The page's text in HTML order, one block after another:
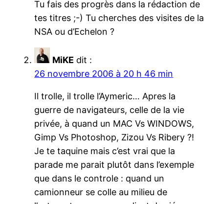
Tu fais des progrès dans la rédaction de
tes titres ;-) Tu cherches des visites de la
NSA ou d’Echelon ?
MiKE dit :
26 novembre 2006 à 20 h 46 min
Il trolle, il trolle l’Aymeric… Apres la
guerre de navigateurs, celle de la vie
privée, à quand un MAC Vs WINDOWS,
Gimp Vs Photoshop, Zizou Vs Ribery ?!
Je te taquine mais c’est vrai que la
parade me parait plutôt dans l’exemple
que dans le controle : quand un
camionneur se colle au milieu de